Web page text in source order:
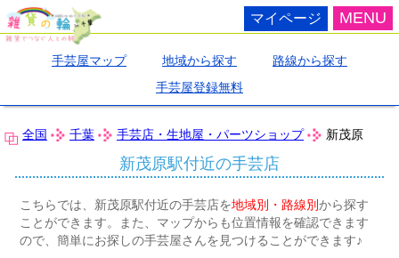
MENU
マイページ
手芸屋マップ 地域から探す
路線から探す
手芸屋登録無料
全国 千葉 手芸店・生地屋・パーツショップ 新茂原
新茂原駅付近の手芸店
こちらでは、新茂原駅付近の手芸店を地域別・路線別から探す
ことができます。また、マップからも位置情報を確認できます
ので、簡単にお探しの手芸屋さんを見つけることができます♪